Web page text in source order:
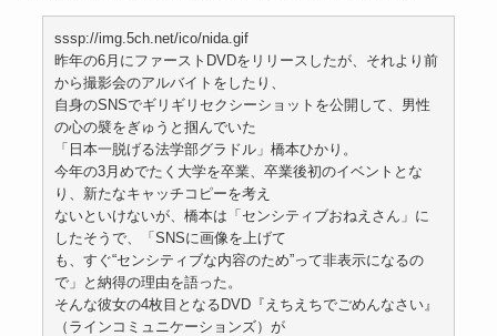
Powered by livedoor 相互RSS
sssp://img.5ch.net/ico/nida.gif
昨年の6月にファーストDVDをリリースしたが、それより前
から撮影会のアルバイトをしたり、
自身のSNSでギリギリセクシーショットを公開して、男性
の心の襞をぎゅうと掴んでいた
「日本一脱げる法学部グラドル」橋本ひかり。
今年の3月めでたく大学を卒業、卒業後初のイベントとな
り、新たなキャッチコピーを考え
ないといけないが、橋本は「センシティブおねえさん」に
したそうで、「SNSに画像を上げて
も、すぐ“センシティブな内容のため”って非表示になるの
で」と納得の理由を語った。
そんな彼女の4枚目となるDVD『えちえちでごめんなさい』
（ラインコミュニケーションズ）が